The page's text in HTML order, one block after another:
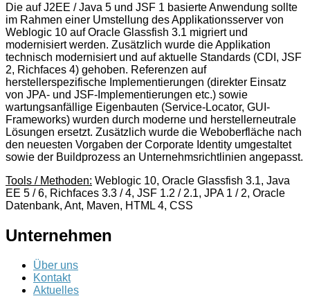
Die auf J2EE / Java 5 und JSF 1 basierte Anwendung sollte
im Rahmen einer Umstellung des Applikationsserver von
Weblogic 10 auf Oracle Glassfish 3.1 migriert und
modernisiert werden. Zusätzlich wurde die Applikation
technisch modernisiert und auf aktuelle Standards (CDI, JSF
2, Richfaces 4) gehoben. Referenzen auf
herstellerspezifische Implementierungen (direkter Einsatz
von JPA- und JSF-Implementierungen etc.) sowie
wartungsanfällige Eigenbauten (Service-Locator, GUI-
Frameworks) wurden durch moderne und herstellerneutrale
Lösungen ersetzt. Zusätzlich wurde die Weboberfläche nach
den neuesten Vorgaben der Corporate Identity umgestaltet
sowie der Buildprozess an Unternehmsrichtlinien angepasst.
Tools / Methoden: Weblogic 10, Oracle Glassfish 3.1, Java
EE 5 / 6, Richfaces 3.3 / 4, JSF 1.2 / 2.1, JPA 1 / 2, Oracle
Datenbank, Ant, Maven, HTML 4, CSS
Unternehmen
Über uns
Kontakt
Aktuelles